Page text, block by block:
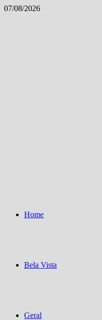
Skip
07/08/2026
Home
Bela Vista
Geral